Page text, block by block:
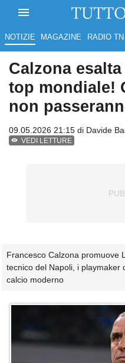
NOTIZIE MAGAZINE RADIO TN
Calzona
top mondiale!
non
09.05.2026 21:15 di Davide
VEDI LETTURE
Francesco Calzona promuove
tecnico del Napoli, i playmaker
calcio moderno